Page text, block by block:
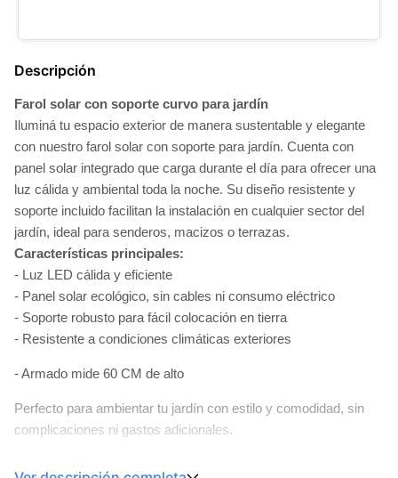
Descripción
Farol solar con soporte curvo para jardín
Iluminá tu espacio exterior de manera sustentable y elegante
con nuestro farol solar con soporte para jardín. Cuenta con
panel solar integrado que carga durante el día para ofrecer una
luz cálida y ambiental toda la noche. Su diseño resistente y
soporte incluido facilitan la instalación en cualquier sector del
jardín, ideal para senderos, macizos o terrazas.
Características principales:
- Luz LED cálida y eficiente
- Panel solar ecológico, sin cables ni consumo eléctrico
- Soporte robusto para fácil colocación en tierra
- Resistente a condiciones climáticas exteriores
- Armado mide 60 CM de alto
Perfecto para ambientar tu jardín con estilo y comodidad, sin
complicaciones ni gastos adicionales.